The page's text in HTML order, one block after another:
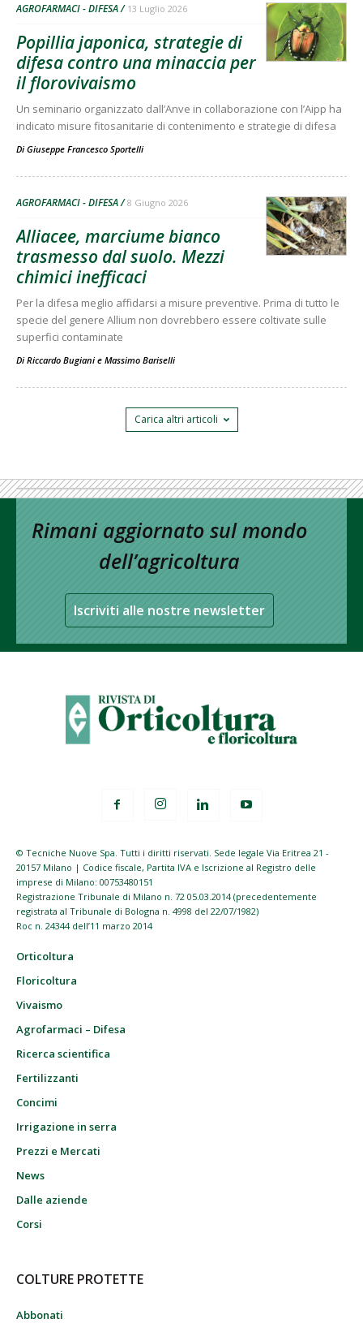
AGROFARMACI - DIFESA 13 Luglio 2026
Popillia japonica, strategie di
difesa contro una minaccia per
il florovivaismo
Un seminario organizzato dall’Anve in collaborazione con l’Aipp ha
indicato misure fitosanitarie di contenimento e strategie di difesa
Di Giuseppe Francesco Sportelli
AGROFARMACI - DIFESA 8 Giugno 2026
Alliacee, marciume bianco
trasmesso dal suolo. Mezzi
chimici inefficaci
Per la difesa meglio affidarsi a misure preventive. Prima di tutto le
specie del genere Allium non dovrebbero essere coltivate sulle
superfici contaminate
Di Riccardo Bugiani e Massimo Bariselli
Carica altri articoli
Rimani aggiornato sul mondo
dell’agricoltura
Iscriviti alle nostre newsletter
© Tecniche Nuove Spa. Tutti i diritti riservati. Sede legale Via Eritrea 21 -
20157 Milano | Codice fiscale, Partita IVA e Iscrizione al Registro delle
imprese di Milano: 00753480151
Registrazione Tribunale di Milano n. 72 05.03.2014 (precedentemente
registrata al Tribunale di Bologna n. 4998 del 22/07/1982)
Roc n. 24344 dell’11 marzo 2014
Orticoltura
Floricoltura
Vivaismo
Agrofarmaci – Difesa
Ricerca scientifica
Fertilizzanti
Concimi
Irrigazione in serra
Prezzi e Mercati
News
Dalle aziende
Corsi
COLTURE PROTETTE
Abbonati